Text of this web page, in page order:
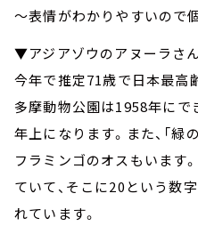
～表情がわかりやすいので
▼アジアゾウのアヌーラさ
今年で推定71歳で日本最高
多摩動物公園は1958年にで
年上になります。また、「緑
フラミンゴのオスもいます
ていて、そこに20という数
れています。